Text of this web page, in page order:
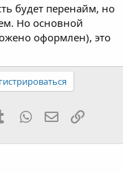
будет перенайм, но
Но основной
оформлен), это
Tumblr WhatsApp Ссылка